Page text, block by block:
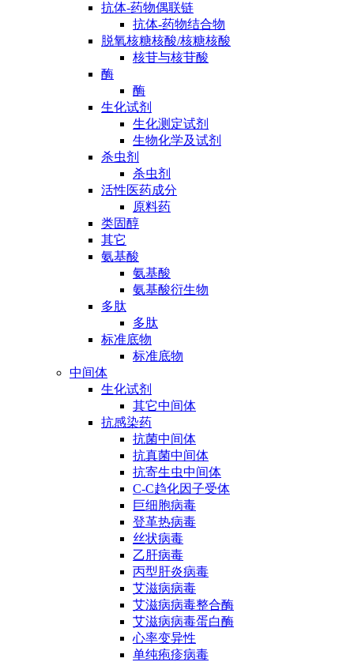
抗体-药物偶联链
抗体-药物结合物
脱氧核糖核酸/核糖核酸
核苷与核苷酸
酶
酶
生化试剂
生化测定试剂
生物化学及试剂
杀虫剂
杀虫剂
活性医药成分
原料药
类固醇
其它
氨基酸
氨基酸
氨基酸衍生物
多肽
多肽
标准底物
标准底物
中间体
生化试剂
其它中间体
抗感染药
抗菌中间体
抗真菌中间体
抗寄生虫中间体
C-C趋化因子受体
巨细胞病毒
登革热病毒
丝状病毒
乙肝病毒
丙型肝炎病毒
艾滋病病毒
艾滋病病毒整合酶
艾滋病病毒蛋白酶
心率变异性
单纯疱疹病毒